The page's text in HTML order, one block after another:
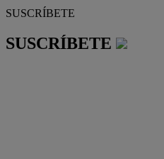
SUSCRÍBETE
SUSCRÍBETE